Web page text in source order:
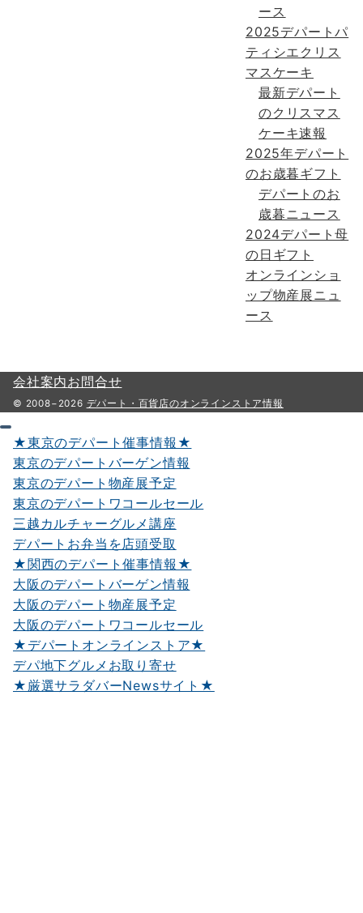
ース
2025デパートパ
ティシエクリス
マスケーキ
最新デパート
のクリスマス
ケーキ速報
2025年デパート
のお歳暮ギフト
デパートのお
歳暮ニュース
2024デパート母
の日ギフト
オンラインショ
ップ物産展ニュ
ース
会社案内お問合せ
© 2008−2026 デパート・百貨店のオンラインストア情報
★東京のデパート催事情報★
東京のデパートバーゲン情報
東京のデパート物産展予定
東京のデパートワコールセール
三越カルチャーグルメ講座
デパートお弁当を店頭受取
★関西のデパート催事情報★
大阪のデパートバーゲン情報
大阪のデパート物産展予定
大阪のデパートワコールセール
★デパートオンラインストア★
デパ地下グルメお取り寄せ
★厳選サラダバーNewsサイト★